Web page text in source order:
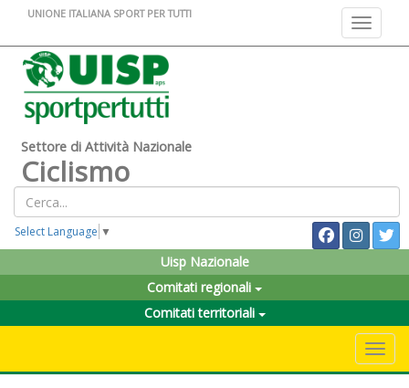
Toggle
UNIONE ITALIANA SPORT PER TUTTI
Settore di Attività Nazionale
Ciclismo
Select Language ▼
Uisp Nazionale
Comitati regionali
Comitati territoriali